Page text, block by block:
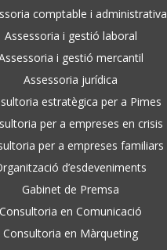
comptable i administrativa
Assessoria i gestió laboral
i gestió mercantil
Assessoria jurídica
estratègica per a Pimes
per a empreses en crisis
per a empreses familiars
d’esdeveniments
Gabinet de Premsa
Consultoria en Comunicació
Consultoria en Màrqueting